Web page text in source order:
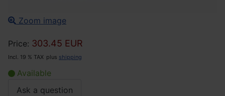
Zoom image
Price: 303.45 EUR
Incl. 19 % TAX plus shipping
Available
Ask a question